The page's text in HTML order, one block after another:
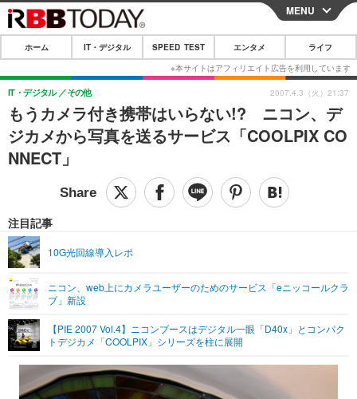
CLOSE
ホーム
IT・デジタル
IT・デジタルTOP スマートフォン
ショッピング その他
SPEED TEST
エンタメ
エンタメTOP 映画・ドラマ
音楽
グラビア ブログ
ペット
その他
リリース一覧
プッシュ通知の停止方法
MENU
ホーム IT・デジタル SPEED TEST エンタメ ライフ
もうカメラ付き携帯はいらない!? ニコン、デ
ジカメから写真を送るサービス「COOLPIX CO
NNECT」
IT・デジタル その他
注目記事
10G光回線導入レポ
ニコン、web上にカメラユーザーのためのサービス「eニッコールクラ
ブ」新設
【PIE 2007 Vol.4】ニコンブースはデジタル一眼「D40x」とコンパク
トデジカメ「COOLPIX」シリーズを柱に展開
2007.4.3（火）21:37